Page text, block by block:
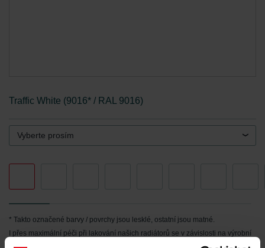
Traffic White (9016* / RAL 9016)
Vyberte prosím
* Takto označené barvy / povrchy jsou lesklé, ostatní jsou matné.
I přes maximální péči při lakování našich radiátorů se v závislosti na výrobní